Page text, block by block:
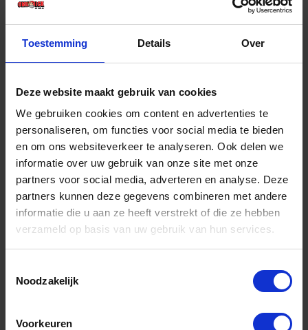
Toestemming Details Over
Deze website maakt gebruik van cookies
We gebruiken cookies om content en advertenties te
personaliseren, om functies voor social media te bieden
en om ons websiteverkeer te analyseren. Ook delen we
informatie over uw gebruik van onze site met onze
partners voor social media, adverteren en analyse. Deze
partners kunnen deze gegevens combineren met andere
informatie die u aan ze heeft verstrekt of die ze hebben
verzameld op basis van uw gebruik van hun services.
Noodzakelijk
Voorkeuren
PROFEC Koppeling conisch nr.340 gietijzer
VZ 1.½" binnendraad 25bar DVGW
Niet op voorraad, levertijd 1 tot meerdere werkdagen
Gtin:
Artikelnummer merk: 1034008
€ 29,11 incl. BTW
Prijs per 1 Stuk